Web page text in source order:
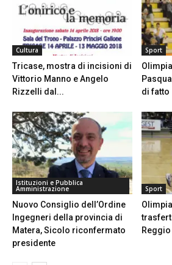
Cultura
Tricase, mostra di incisioni di
Vittorio Manno e Angelo
Rizzelli dal...
Sport
di fatto
Istituzioni e Pubblica
Amministrazione
Nuovo Consiglio dell’Ordine
Ingegneri della provincia di
Matera, Sicolo riconfermato
presidente
Sport